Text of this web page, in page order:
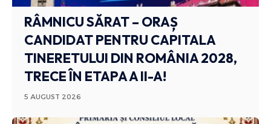
RÂMNICU SĂRAT – ORAȘ
CANDIDAT PENTRU CAPITALA
TINERETULUI DIN ROMÂNIA 2028,
TRECE ÎN ETAPA A II-A!
5 AUGUST 2026